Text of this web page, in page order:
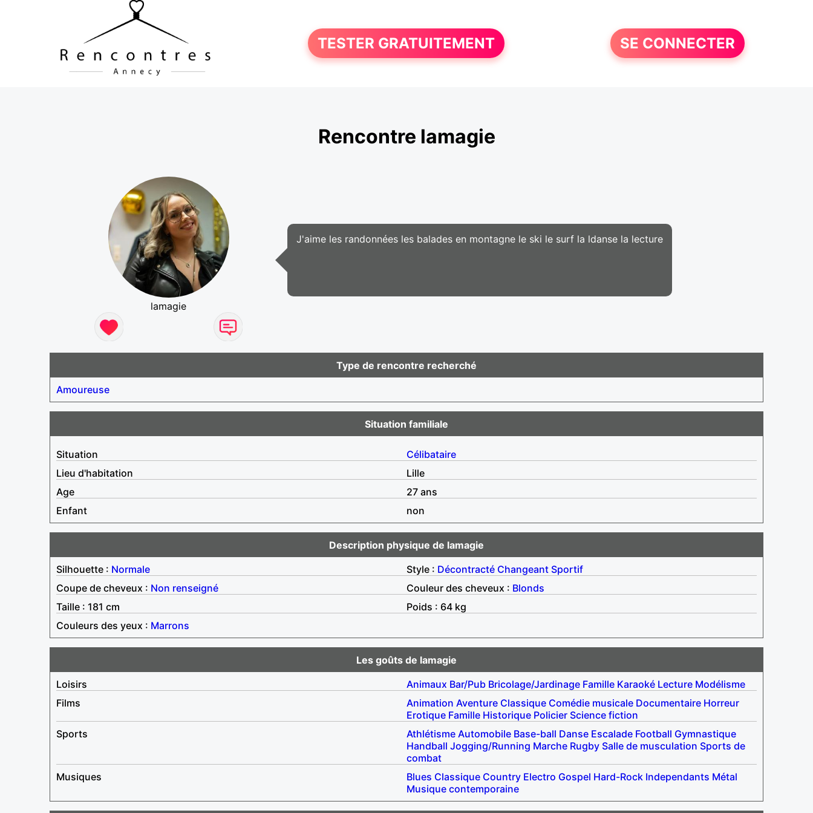
TESTER GRATUITEMENT SE CONNECTER
Rencontre lamagie
lamagie
J'aime les randonnées les balades en montagne le ski le surf la ldanse la lecture
Type de rencontre recherché
Amoureuse
Situation familiale
Situation
Célibataire
Lieu d'habitation
Lille
Age
27 ans
Enfant
non
Description physique de lamagie
Silhouette : Normale Style : Décontracté Changeant Sportif
Coupe de cheveux : Non renseigné Couleur des cheveux : Blonds
Taille : 181 cm
Poids : 64 kg
Couleurs des yeux : Marrons
Les goûts de lamagie
Loisirs
Animaux Bar/Pub Bricolage/Jardinage Famille Karaoké Lecture Modélisme
Films
Animation Aventure Classique Comédie musicale Documentaire Horreur
Erotique Famille Historique Policier Science fiction
Sports
Athlétisme Automobile Base-ball Danse Escalade Football Gymnastique
Handball Jogging/Running Marche Rugby Salle de musculation Sports de
combat
Musiques
Blues Classique Country Electro Gospel Hard-Rock Independants Métal
Musique contemporaine